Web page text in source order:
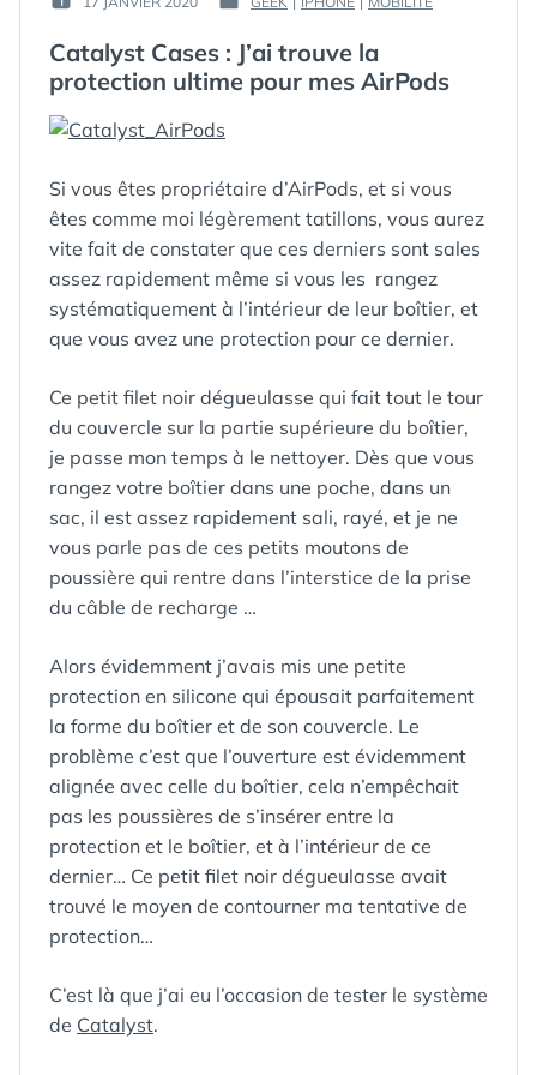
PUBLIÉ
PUBLIÉ
Catalyst Cases : J’ai trouve la
protection ultime pour mes AirPods
Si vous êtes propriétaire d’AirPods, et si vous
êtes comme moi légèrement tatillons, vous aurez
vite fait de constater que ces derniers sont sales
assez rapidement même si vous les rangez
systématiquement à l’intérieur de leur boîtier, et
que vous avez une protection pour ce dernier.
Ce petit filet noir dégueulasse qui fait tout le tour
du couvercle sur la partie supérieure du boîtier,
je passe mon temps à le nettoyer. Dès que vous
rangez votre boîtier dans une poche, dans un
sac, il est assez rapidement sali, rayé, et je ne
vous parle pas de ces petits moutons de
poussière qui rentre dans l’interstice de la prise
du câble de recharge …
Alors évidemment j’avais mis une petite
protection en silicone qui épousait parfaitement
la forme du boîtier et de son couvercle. Le
problème c’est que l’ouverture est évidemment
alignée avec celle du boîtier, cela n’empêchait
pas les poussières de s’insérer entre la
protection et le boîtier, et à l’intérieur de ce
dernier… Ce petit filet noir dégueulasse avait
trouvé le moyen de contourner ma tentative de
protection…
C’est là que j’ai eu l’occasion de tester le système
de Catalyst.